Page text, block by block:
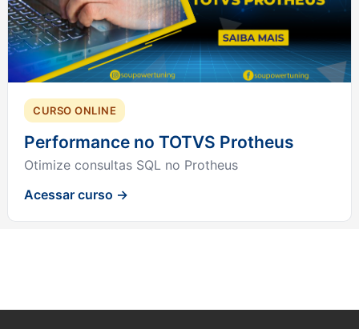
CURSO ONLINE
Performance no TOTVS Protheus
Otimize consultas SQL no Protheus
Acessar curso →